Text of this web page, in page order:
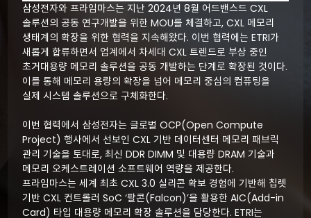
삼성전자와 프라임마스는 지난 2024년 8월 어드밴스드 CXL
솔루션의 공동 연구개발을 위한 MOU를 체결하고, CXL 메모리
생태계의 확장을 위한 협력을 지속해왔다. 이번 협력에는 ETRI가
새롭게 합류하면서 업계에서 차세대 CXL 트렌드로 부상 중인
초거대용량 메모리 솔루션을 공동 개발하는 단계로 확장된 것이다.
이를 통해 메모리 용량의 확장을 넘어 메모리 중심의 컴퓨팅을
실제 시스템 솔루션으로 구체화한다.
이번 협력에서 삼성전자는 글로벌 OCP(Open Compute
Project) 행사에서 선보인 CXL 기반 데이터센터 메모리 패브릭
관리 기술을 토대로, 최신 DDR DIMM 및 대용량 DRAM 기술과
메모리 오케스트레이션 소프트웨어 역량을 제공한다.
프라임마스는 세계 최초 CXL 3.0 실리콘 확보 경험에 기반해 칩렛
기반 CXL 컨트롤러 SoC ‘팔콘(Falcon)’을 활용한 AIC(Add-in
Card) 타입 대용량 메모리 확장 솔루션을 담당한다. ETRI는